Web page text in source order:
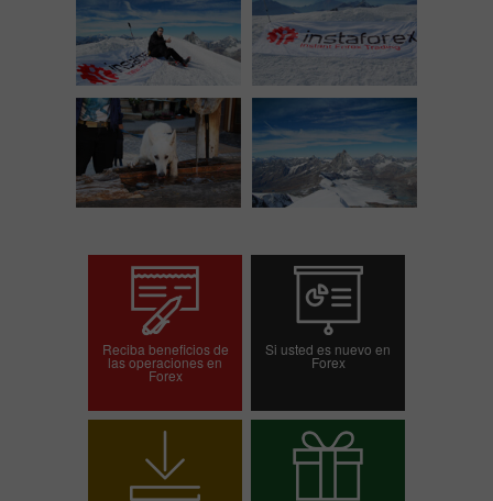
Reciba beneficios de
las operaciones en
Forex
operaciones
Si usted es nuevo en
Forex
Abrir una cuenta demo